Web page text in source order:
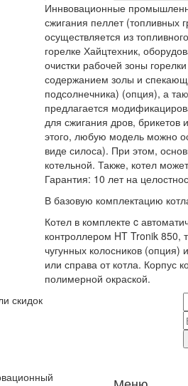
Иннвовационные
сжигания пеллет (топливных
осуществляется из
горелке Хайцтехник,
очистки рабочей зоны
содержанием золы и
подсолнечника) (опция), а
предлагается
для сжигания дров,
этого, любую модель можно
виде силоса). При этом,
котельной. Также, котел
Гарантия: 10 лет на
В базовую комплектацию
Котел в комплекте c
контроллером HT Tronik 850,
чугунных колосников (опция)
или справа от котла. Корпус
полимерной окраской.
скидок